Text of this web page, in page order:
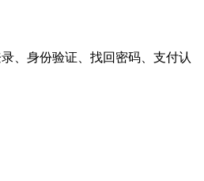
、身份验证、找回密码、支付认